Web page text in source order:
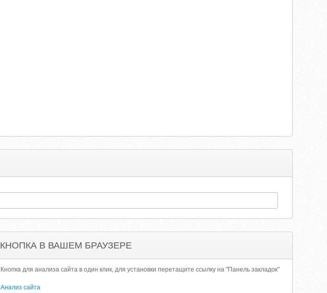
КНОПКА В ВАШЕМ БРАУЗЕРЕ
Кнопка для анализа сайта в один клик, для установки перетащите ссылку на "Панель закладок"
Анализ сайта